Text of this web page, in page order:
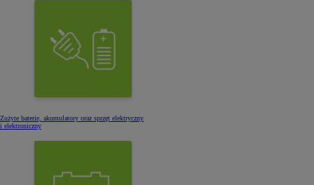
Zużyte baterie, akumulatory oraz sprzęt elektryczny
i elektroniczny